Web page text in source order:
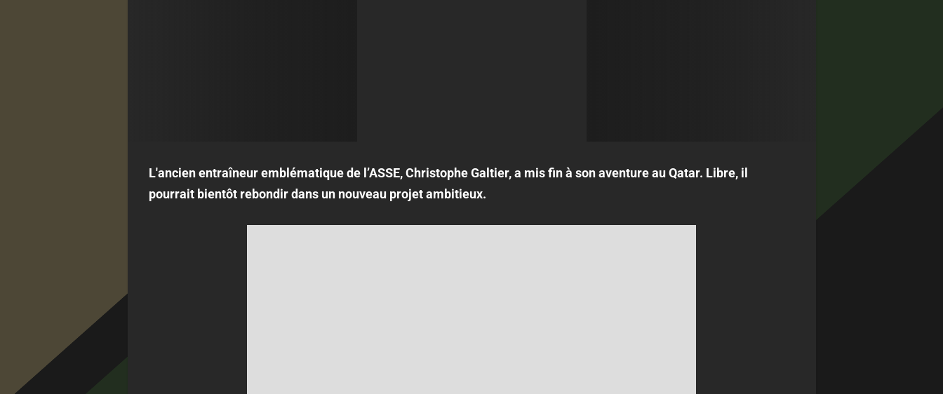
L'ancien entraîneur emblématique de l’ASSE, Christophe Galtier, a mis fin à son aventure au Qatar. Libre, il
pourrait bientôt rebondir dans un nouveau projet ambitieux.